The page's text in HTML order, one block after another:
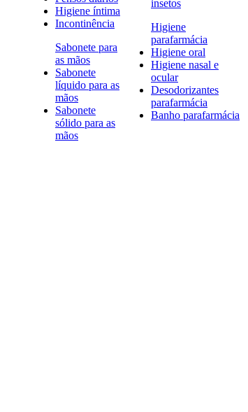
Higiene íntima
Incontinência
Sabonete para
as mãos
Sabonete
líquido para as
mãos
Sabonete
sólido para as
mãos
insetos
Higiene
parafarmácia
Higiene oral
Higiene nasal e
ocular
Desodorizantes
parafarmácia
Banho parafarmácia